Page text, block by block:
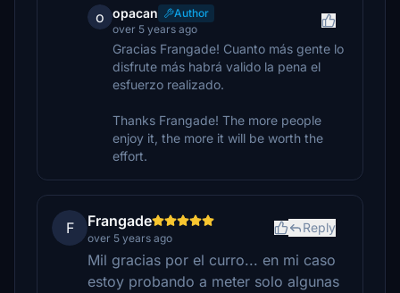
o opacan
Author
over 5 years ago
Gracias Frangade! Cuanto más gente lo
disfrute más habrá valido la pena el
esfuerzo realizado.
Thanks Frangade! The more people
enjoy it, the more it will be worth the
effort.
F Frangade
over 5 years ago
Reply
Mil gracias por el curro... en mi caso
estoy probando a meter solo algunas